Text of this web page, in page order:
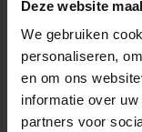
Deze website
We gebruiken
personaliseren,
en om ons
informatie over
partners voor
Gewenste
lengtemaat in